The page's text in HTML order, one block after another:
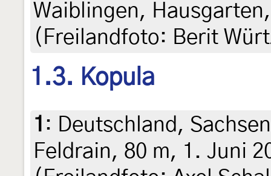
Waiblingen,
(Freilandfoto: Berit
1.3. Kopula
1 : Deutschland,
Feldrain, 80 m, 1. Juni